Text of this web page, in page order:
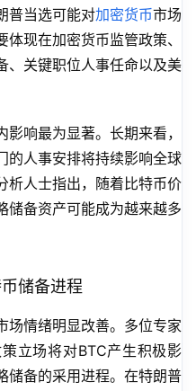
普当选可能对加密货币市场
现在加密货币监管政策、
、关键职位人事任命以及美
响最为显著。长期来看，
的人事安排将持续影响全球
析人士指出，随着比特币价
储备资产可能成为越来越多
储备进程
场情绪明显改善。多位专家
立场将对BTC产生积极影
储备的采用进程。在特朗普